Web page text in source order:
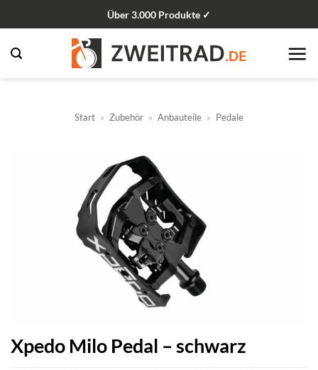
Inhalt
springen
Über 3.000 Produkte ✓
Start » Zubehör » Anbauteile » Pedale
Xpedo Milo Pedal – schwarz